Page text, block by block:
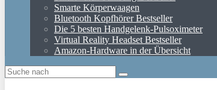
Smarte Körperwaagen
Bluetooth Kopfhörer Bestseller
Die 5 besten Handgelenk-Pulsoximeter
Virtual Reality Headset Bestseller
Amazon-Hardware in der Übersicht